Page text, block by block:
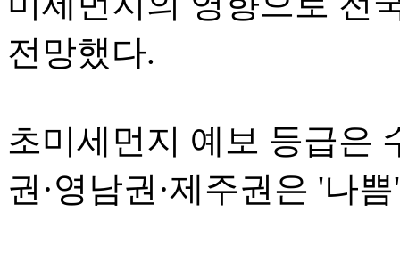
전망했다.
초미세먼지 예보 등급은
권·영남권·제주권은 '나